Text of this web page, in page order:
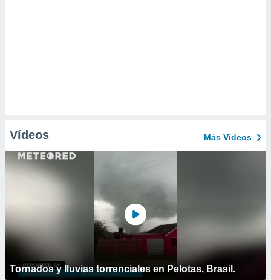
Vídeos Más Vídeos
Tornados y lluvias torrenciales en Pelotas, Brasil.